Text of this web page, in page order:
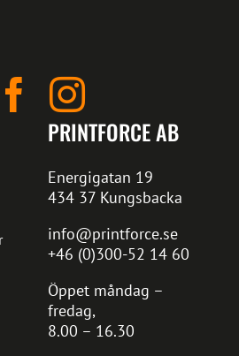
PRINTFORCE AB
Energigatan 19
434 37 Kungsbacka
info@printforce.se
+46 (0)300-52 14 60
Öppet måndag –
fredag,
8.00 – 16.30